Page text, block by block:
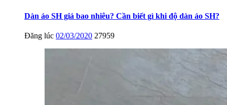
Dàn áo SH giá bao nhiêu? Cần biết gì khi độ dàn áo SH?
Đăng lúc 02/03/2020 27959